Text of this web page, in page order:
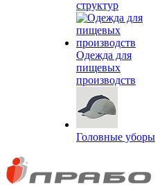
структур
Одежда для
пищевых
производств
Головные уборы